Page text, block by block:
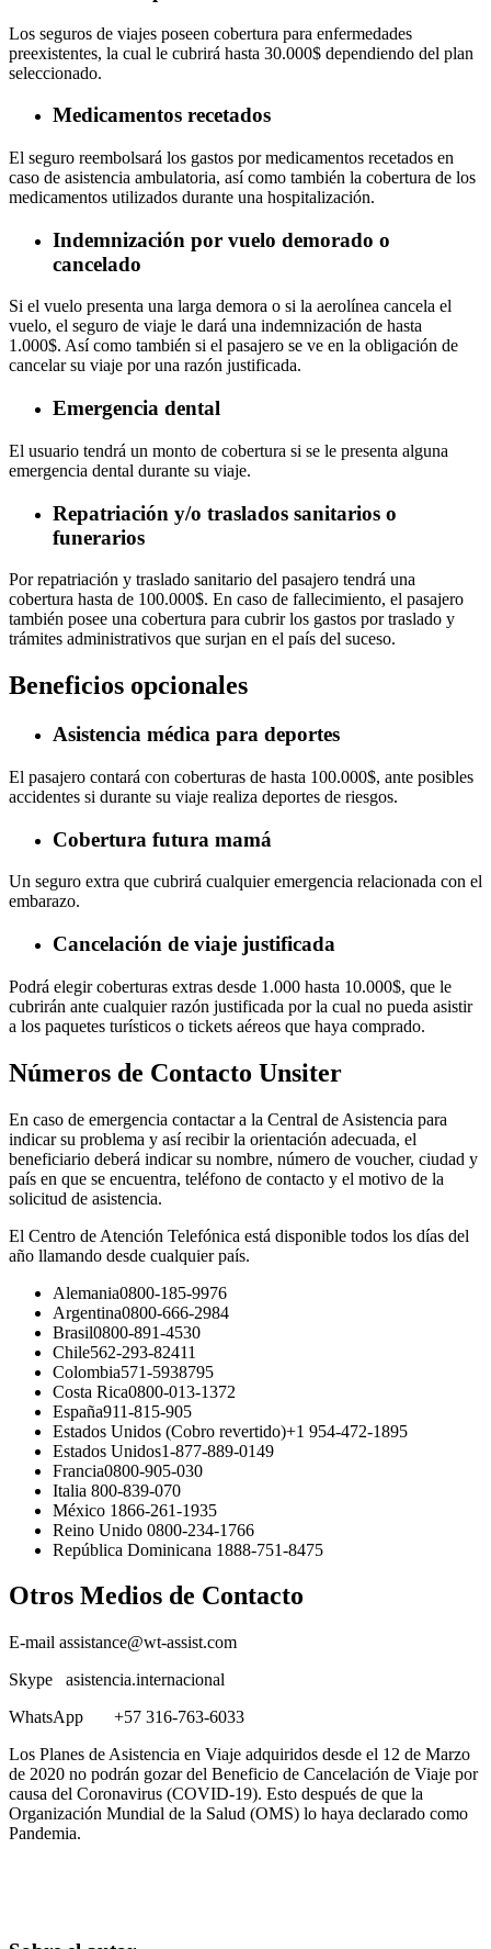
Los seguros de viajes poseen cobertura para enfermedades
preexistentes, la cual le cubrirá hasta 30.000$ dependiendo del plan
seleccionado.
Medicamentos recetados
El seguro reembolsará los gastos por medicamentos recetados en
caso de asistencia ambulatoria, así como también la cobertura de los
medicamentos utilizados durante una hospitalización.
Indemnización por vuelo demorado o
cancelado
Si el vuelo presenta una larga demora o si la aerolínea cancela el
vuelo, el seguro de viaje le dará una indemnización de hasta
1.000$. Así como también si el pasajero se ve en la obligación de
cancelar su viaje por una razón justificada.
Emergencia dental
El usuario tendrá un monto de cobertura si se le presenta alguna
emergencia dental durante su viaje.
Repatriación y/o traslados sanitarios o
funerarios
Por repatriación y traslado sanitario del pasajero tendrá una
cobertura hasta de 100.000$. En caso de fallecimiento, el pasajero
también posee una cobertura para cubrir los gastos por traslado y
trámites administrativos que surjan en el país del suceso.
Beneficios opcionales
Asistencia médica para deportes
El pasajero contará con coberturas de hasta 100.000$, ante posibles
accidentes si durante su viaje realiza deportes de riesgos.
Cobertura futura mamá
Un seguro extra que cubrirá cualquier emergencia relacionada con el
embarazo.
Cancelación de viaje justificada
Podrá elegir coberturas extras desde 1.000 hasta 10.000$, que le
cubrirán ante cualquier razón justificada por la cual no pueda asistir
a los paquetes turísticos o tickets aéreos que haya comprado.
Números de Contacto Unsiter
En caso de emergencia contactar a la Central de Asistencia para
indicar su problema y así recibir la orientación adecuada, el
beneficiario deberá indicar su nombre, número de voucher, ciudad y
país en que se encuentra, teléfono de contacto y el motivo de la
solicitud de asistencia.
El Centro de Atención Telefónica está disponible todos los días del
año llamando desde cualquier país.
Alemania0800-185-9976
Argentina0800-666-2984
Brasil0800-891-4530
Chile562-293-82411
Colombia571-5938795
Costa Rica0800-013-1372
España911-815-905
Estados Unidos (Cobro revertido)+1 954-472-1895
Estados Unidos1-877-889-0149
Francia0800-905-030
Italia 800-839-070
México 1866-261-1935
Reino Unido 0800-234-1766
República Dominicana 1888-751-8475
Otros Medios de Contacto
E-mail assistance@wt-assist.com
Skype asistencia.internacional
WhatsApp +57 316-763-6033
Los Planes de Asistencia en Viaje adquiridos desde el 12 de Marzo
de 2020 no podrán gozar del Beneficio de Cancelación de Viaje por
causa del Coronavirus (COVID-19). Esto después de que la
Organización Mundial de la Salud (OMS) lo haya declarado como
Pandemia.